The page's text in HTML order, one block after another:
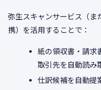
弥生スキャンサービス（ま
携）を活用することで：
紙の領収書・請求
取引先を自動読み
仕訳候補を自動